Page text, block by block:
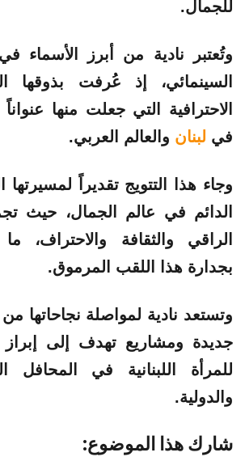
للجمال.
وتُعتبر نادية من أبرز الأسماء
السينمائي، إذ عُرفت بذوقها
الاحترافية التي جعلت منها عنواناً
في لبنان والعالم العربي.
وجاء هذا التتويج تقديراً لمسيرتها
الدائم في عالم الجمال، حيث
الراقي والثقافة والاحتراف،
بجدارة هذا اللقب المرموق.
وتستعد نادية لمواصلة نجاحاتها
جديدة ومشاريع تهدف إلى إبراز
للمرأة اللبنانية في المحافل
والدولية.
شارك هذا الموضوع: